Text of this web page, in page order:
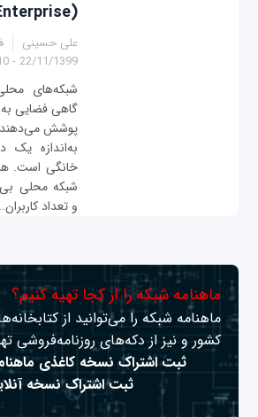
(Enterprise)
علی حسینی
22/11/1399 - 12:10
گاهی فضایی
پوشش
به‌اندازه یک
خانگی است.
شبکه محلی
و تعداد
ماهنامه شبکه را از کجا تهیه کنیم؟
ماهنامه شبکه را می‌توانید از
کشور و نیز از دکه‌های روزنامه‌فروشی
ثبت اشتراک نسخه کاغذی
ثبت اشتراک نسخه